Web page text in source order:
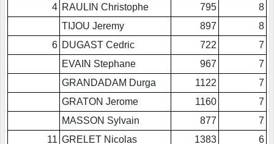
4 RAULIN Christophe 795
8
TIJOU Jeremy
897
8
6 DUGAST Cedric 722
7
EVAIN Stephane
967
7
GRANDADAM Durga
1122
7
GRATON Jerome
1160
7
MASSON Sylvain
877
7
11 GRELET Nicolas 1383
6